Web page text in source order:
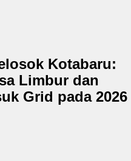
Kotabaru:
Limbur dan
Grid pada 2026